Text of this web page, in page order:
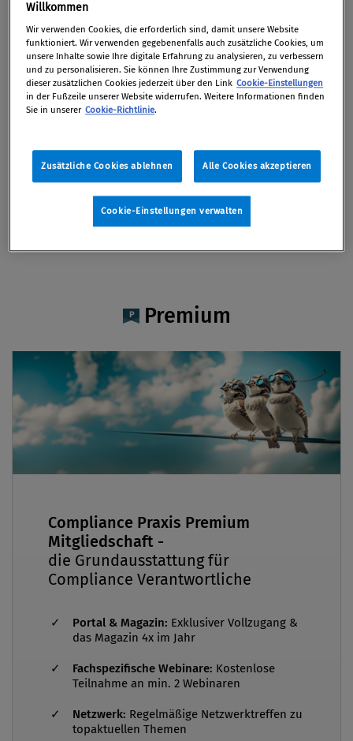
Marketing & Business Development CEE bei der
internationalen Anwaltssozietät Taylor Wessing.
Zuvor war er viele Jahre bei LexisNexis tätig,
unter anderem als Marketingleiter sowie als
Leiter Produktmanagement. In dieser Rolle
verantwortete Richard Erdmann unter anderem
Praxis“. Davor war Herr Erdmann in
verschiedenen Positionen für die RDB
Rechtsdatenbank (damals eine Tochter des
MANZ Verlages) tätig, unter anderem als Leiter
Premium
Compliance Praxis Premium
Mitgliedschaft -
die Grundausstattung für
Compliance Verantwortliche
Portal & Magazin: Exklusiver Vollzugang &
das Magazin 4x im Jahr
Fachspezifische Webinare: Kostenlose
Teilnahme an min. 2 Webinaren
Netzwerk: Regelmäßige Netzwerktreffen zu
topaktuellen Themen
Willkommen
Wir verwenden Cookies, die erforderlich sind, damit unsere Website
funktioniert. Wir verwenden gegebenenfalls auch zusätzliche Cookies, um
unsere Inhalte sowie Ihre digitale Erfahrung zu analysieren, zu verbessern
und zu personalisieren. Sie können Ihre Zustimmung zur Verwendung
dieser zusätzlichen Cookies jederzeit über den Link Cookie-Einstellungen
in der Fußzeile unserer Website widerrufen. Weitere Informationen finden
Sie in unserer Cookie-Richtlinie.
Zusätzliche Cookies ablehnen Alle Cookies akzeptieren
Cookie-Einstellungen verwalten